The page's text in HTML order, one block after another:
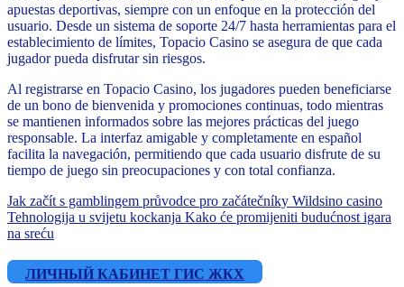
apuestas deportivas, siempre con un enfoque en la protección del
usuario. Desde un sistema de soporte 24/7 hasta herramientas para el
establecimiento de límites, Topacio Casino se asegura de que cada
jugador pueda disfrutar sin riesgos.
Al registrarse en Topacio Casino, los jugadores pueden beneficiarse
de un bono de bienvenida y promociones continuas, todo mientras
se mantienen informados sobre las mejores prácticas del juego
responsable. La interfaz amigable y completamente en español
facilita la navegación, permitiendo que cada usuario disfrute de su
tiempo de juego sin preocupaciones y con total confianza.
Навигация
по
Jak začít s gamblingem průvodce pro začátečníky Wildsino casino
Tehnologija u svijetu kockanja Kako će promijeniti budućnost igara
na sreću
ЛИЧНЫЙ КАБИНЕТ ГИС ЖКХ